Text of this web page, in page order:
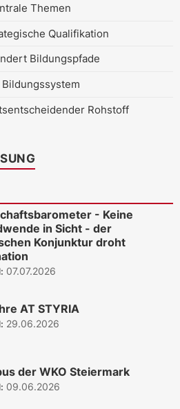
Themen
Qualifikation
Bildungspfade
Rohstoff
- Keine
in Sicht - der
Konjunktur droht
07.07.2026
AT STYRIA
29.06.2026
der WKO Steiermark
09.06.2026